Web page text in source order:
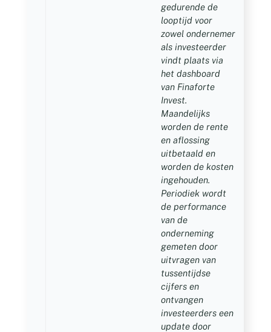
gedurende de
looptijd voor
zowel ondernemer
als investeerder
vindt plaats via
het dashboard
van Finaforte
Invest.
Maandelijks
worden de rente
en aflossing
uitbetaald en
worden de kosten
ingehouden.
Periodiek wordt
de performance
van de
onderneming
gemeten door
uitvragen van
tussentijdse
cijfers en
ontvangen
investeerders een
update door